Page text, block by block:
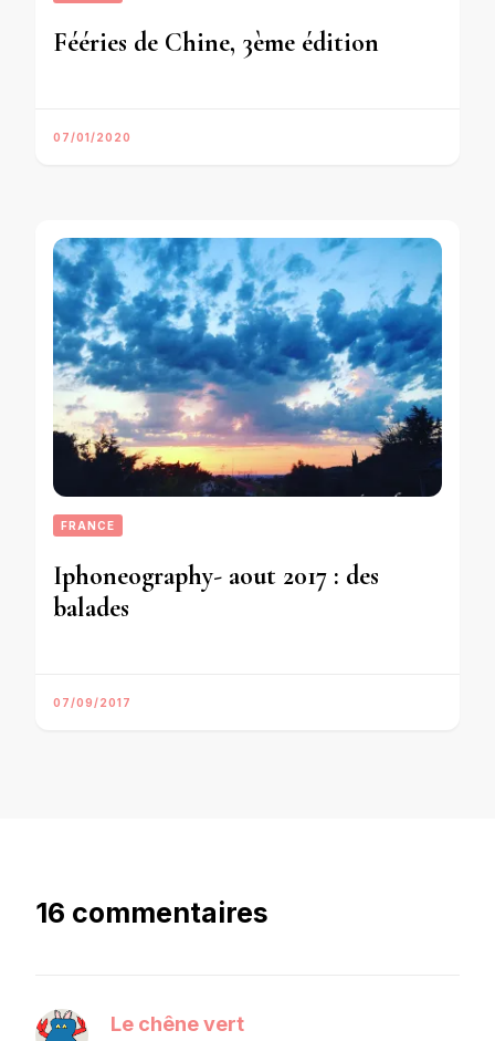
Fééries de Chine, 3ème édition
07/01/2020
FRANCE
Iphoneography- aout 2017 : des
balades
07/09/2017
16 commentaires
Le chêne vert